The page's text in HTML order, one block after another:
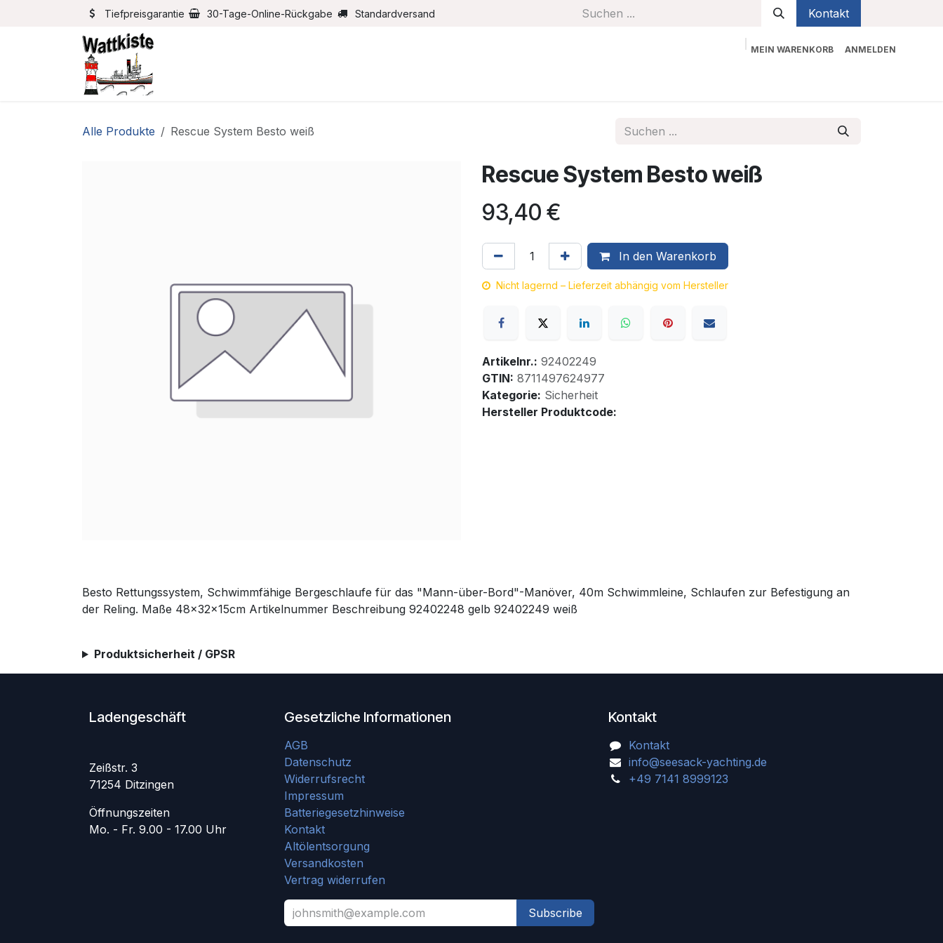
Zum Inhalt springenTiefpreisgarantie 30-Tage-Online-Rückgabe Standardversand Kontakt
MEIN WARENKORB ANMELDEN
Alle Produkte Rescue System Besto weiß
Rescue System Besto weiß
93,40 €
In den Warenkorb
Nicht lagernd – Lieferzeit abhängig vom Hersteller
Artikelnr.: 92402249
GTIN: 8711497624977
Kategorie: Sicherheit
Hersteller Produktcode:
Besto Rettungssystem, Schwimmfähige Bergeschlaufe für das "Mann-über-Bord"-Manöver, 40m Schwimmleine, Schlaufen zur Befestigung an
der Reling. Maße 48x32x15cm Artikelnummer Beschreibung 92402248 gelb 92402249 weiß
Produktsicherheit / GPSR
Ladengeschäft
Zeißstr. 3
71254 Ditzingen
Öffnungszeiten
Mo. - Fr. 9.00 - 17.00 Uhr
Kontakt
Kontakt
info@seesack-yachting.de
+49 7141 8999123
Gesetzliche Informationen
AGB
Datenschutz
Widerrufsrecht
Impressum
Batteriegesetzhinweise
Kontakt
Altölentsorgung
Versandkosten
Vertrag widerrufen
Subscribe